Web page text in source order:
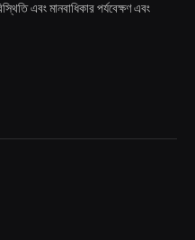
এবং মানবাধিকার পর্যবেক্ষণ এবং